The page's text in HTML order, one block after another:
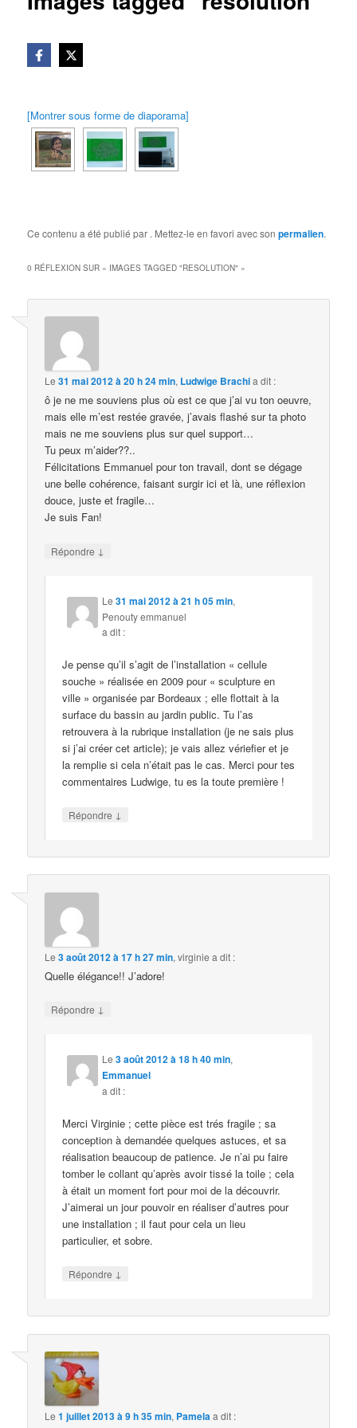
[Montrer sous forme de diaporama]
Ce contenu a été publié par . Mettez-le en favori avec sonpermalien.
0 RÉFLEXION SUR « IMAGES TAGGED "RESOLUTION" »
Le31 mai 2012 à 20 h 24 min, Ludwige Brachia dit :
ô je ne me souviens plus où est ce que j’ai vu ton oeuvre,
mais elle m’est restée gravée, j’avais flashé sur ta photo
mais ne me souviens plus sur quel support…
Tu peux m’aider??..
Félicitations Emmanuel pour ton travail, dont se dégage
une belle cohérence, faisant surgir ici et là, une réflexion
douce, juste et fragile…
Je suis Fan!
Répondre ↓
Le31 mai 2012 à 21 h 05 min,
Penouty emmanuel
a dit :
Je pense qu’il s’agit de l’installation « cellule
souche » réalisée en 2009 pour « sculpture en
ville » organisée par Bordeaux ; elle flottait à la
surface du bassin au jardin public. Tu l’as
retrouvera à la rubrique installation (je ne sais plus
si j’ai créer cet article); je vais allez vériefier et je
la remplie si cela n’était pas le cas. Merci pour tes
commentaires Ludwige, tu es la toute première !
Répondre ↓
Le3 août 2012 à 17 h 27 min,virginie a dit :
Quelle élégance!! J’adore!
Répondre ↓
Le3 août 2012 à 18 h 40 min,
Emmanuel
a dit :
Merci Virginie ; cette pièce est trés fragile ; sa
conception à demandée quelques astuces, et sa
réalisation beaucoup de patience. Je n’ai pu faire
tomber le collant qu’après avoir tissé la toile ; cela
à était un moment fort pour moi de la découvrir.
J’aimerai un jour pouvoir en réaliser d’autres pour
une installation ; il faut pour cela un lieu
particulier, et sobre.
Répondre ↓
Le1 juillet 2013 à 9 h 35 min, Pamelaa dit :